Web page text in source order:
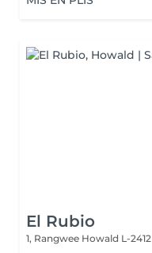
El Rubio
1, Rangwee Howald L-2412